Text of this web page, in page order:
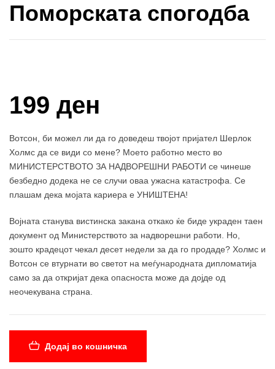
Поморската спогодба
199 ден
Вотсон, би можел ли да го доведеш твојот пријател Шерлок
Холмс да се види со мене? Моето работно место во
МИНИСТЕРСТВОТО ЗА НАДВОРЕШНИ РАБОТИ се чинеше
безбедно додека не се случи оваа ужасна катастрофа. Се
плашам дека мојата кариера е УНИШТЕНА!
Војната станува вистинска закана откако ќе биде украден таен
документ од Министерството за надворешни работи. Но,
зошто крадецот чекал десет недели за да го продаде? Холмс и
Вотсон се втурнати во светот на меѓународната дипломатија
само за да откријат дека опасноста може да дојде од
неочекувана страна.
Додај во кошничка